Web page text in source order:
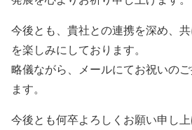
今後とも、貴社との連携を深め、
を楽しみにしております。
略儀ながら、メールにてお祝いの
ます。
今後とも何卒よろしくお願い申し上